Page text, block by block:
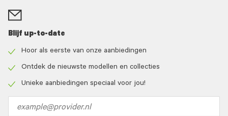
Blijf up-to-date
icon
Hoor als eerste van onze aanbiedingen
icon
Ontdek de nieuwste modellen en collecties
Unieke aanbiedingen speciaal voor jou!
address